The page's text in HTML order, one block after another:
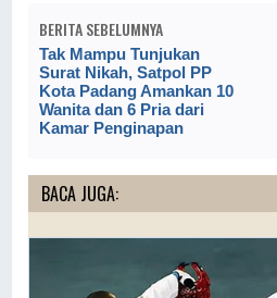
BERITA SEBELUMNYA
Tak Mampu Tunjukan
Surat Nikah, Satpol PP
Kota Padang Amankan 10
Wanita dan 6 Pria dari
Kamar Penginapan
BACA JUGA: